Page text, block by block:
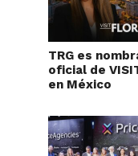
TRG es
oficial de
en México